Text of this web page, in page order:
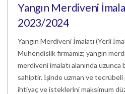
Yangın Merdiveni
2023/2024
Yangın Merdiveni İmalatı (Yerli
Mühendislik firmamız; yangın
merdiveni imalatı alanında
sahiptir. İşinde uzman ve
ihtiyaç ve isteklerini maksimum